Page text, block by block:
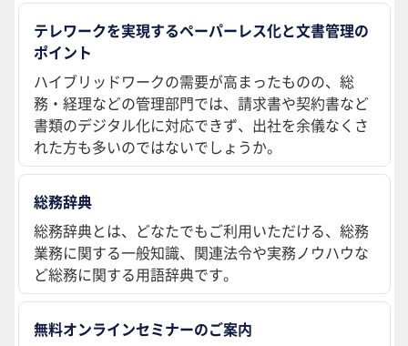
テレワークを実現するペーパーレス化と文書管理の
ポイント
ハイブリッドワークの需要が高まったものの、総
務・経理などの管理部門では、請求書や契約書など
書類のデジタル化に対応できず、出社を余儀なくさ
れた方も多いのではないでしょうか。
総務辞典
総務辞典とは、どなたでもご利用いただける、総務
業務に関する一般知識、関連法令や実務ノウハウな
ど総務に関する用語辞典です。
無料オンラインセミナーのご案内